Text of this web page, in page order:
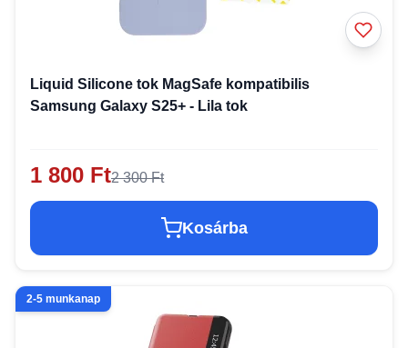
Liquid Silicone tok MagSafe kompatibilis
Samsung Galaxy S25+ - Lila tok
1 800 Ft2 300 Ft
Kosárba
2-5 munkanap